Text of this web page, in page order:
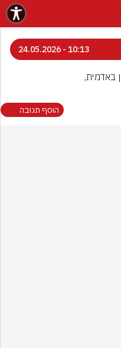
10:13 - 24.05.2026
הוסף תגובה